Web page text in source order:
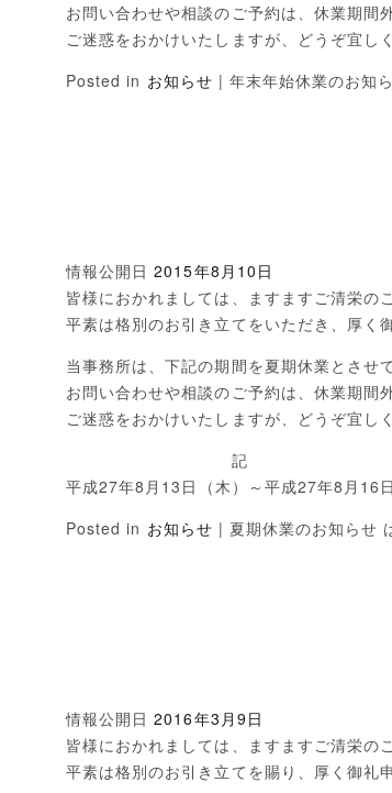
お問い合わせや相談のご予約は、休業期間
ご迷惑をおかけいたしますが、どうぞ宜し
Posted in お知らせ | 年末年始休業のお知
情報公開日 2015年8月10日
皆様におかれましては、ますますご清栄の
平素は格別のお引き立てをいただき、厚く
当事務所は、下記の期間を夏期休業とさせ
お問い合わせや相談のご予約は、休業期間
ご迷惑をおかけいたしますが、どうぞ宜し
記
平成27年8月13日（木）～平成27年8月16日
Posted in お知らせ | 夏期休業のお知らせ
情報公開日 2016年3月9日
皆様におかれましては、ますますご清栄の
平素は格別のお引き立てを賜り、厚く御礼